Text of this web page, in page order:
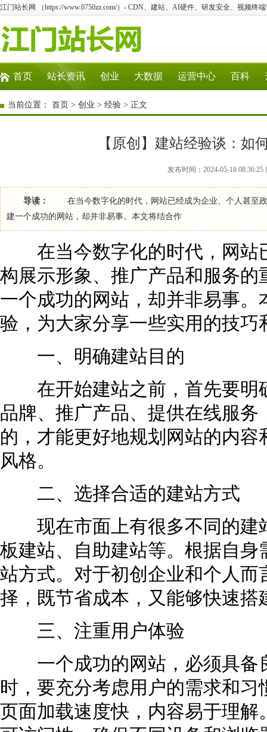
江门站长网 （https://www.0750zz.com/）- CDN、建站、AI硬件、研发安全、视频终
首页 站长资讯 创业 大数据 运营中心 百科
当前位置： 首页 > 创业 > 经验 > 正文
【原创】建站经验谈：如
发布时间：2024-05-18
导读：
在当今数字化的时代，网站已经成为企业、个人甚至政
建一个成功的网站，却并非易事。本文将结合作
在当今数字化的时代，网站
构展示形象、推广产品和服务
一个成功的网站，却并非易事
验，为大家分享一些实用的技巧
一、明确建站目的
在开始建站之前，首先要明
品牌、推广产品、提供在线服
的，才能更好地规划网站的内
风格。
二、选择合适的建站方式
现在市面上有很多不同的建
板建站、自助建站等。根据自
站方式。对于初创企业和个人
择，既节省成本，又能够快速搭
三、注重用户体验
一个成功的网站，必须具备
时，要充分考虑用户的需求和
页面加载速度快，内容易于理